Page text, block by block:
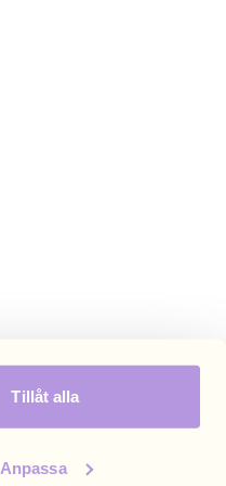
Tillåt alla
Anpassa